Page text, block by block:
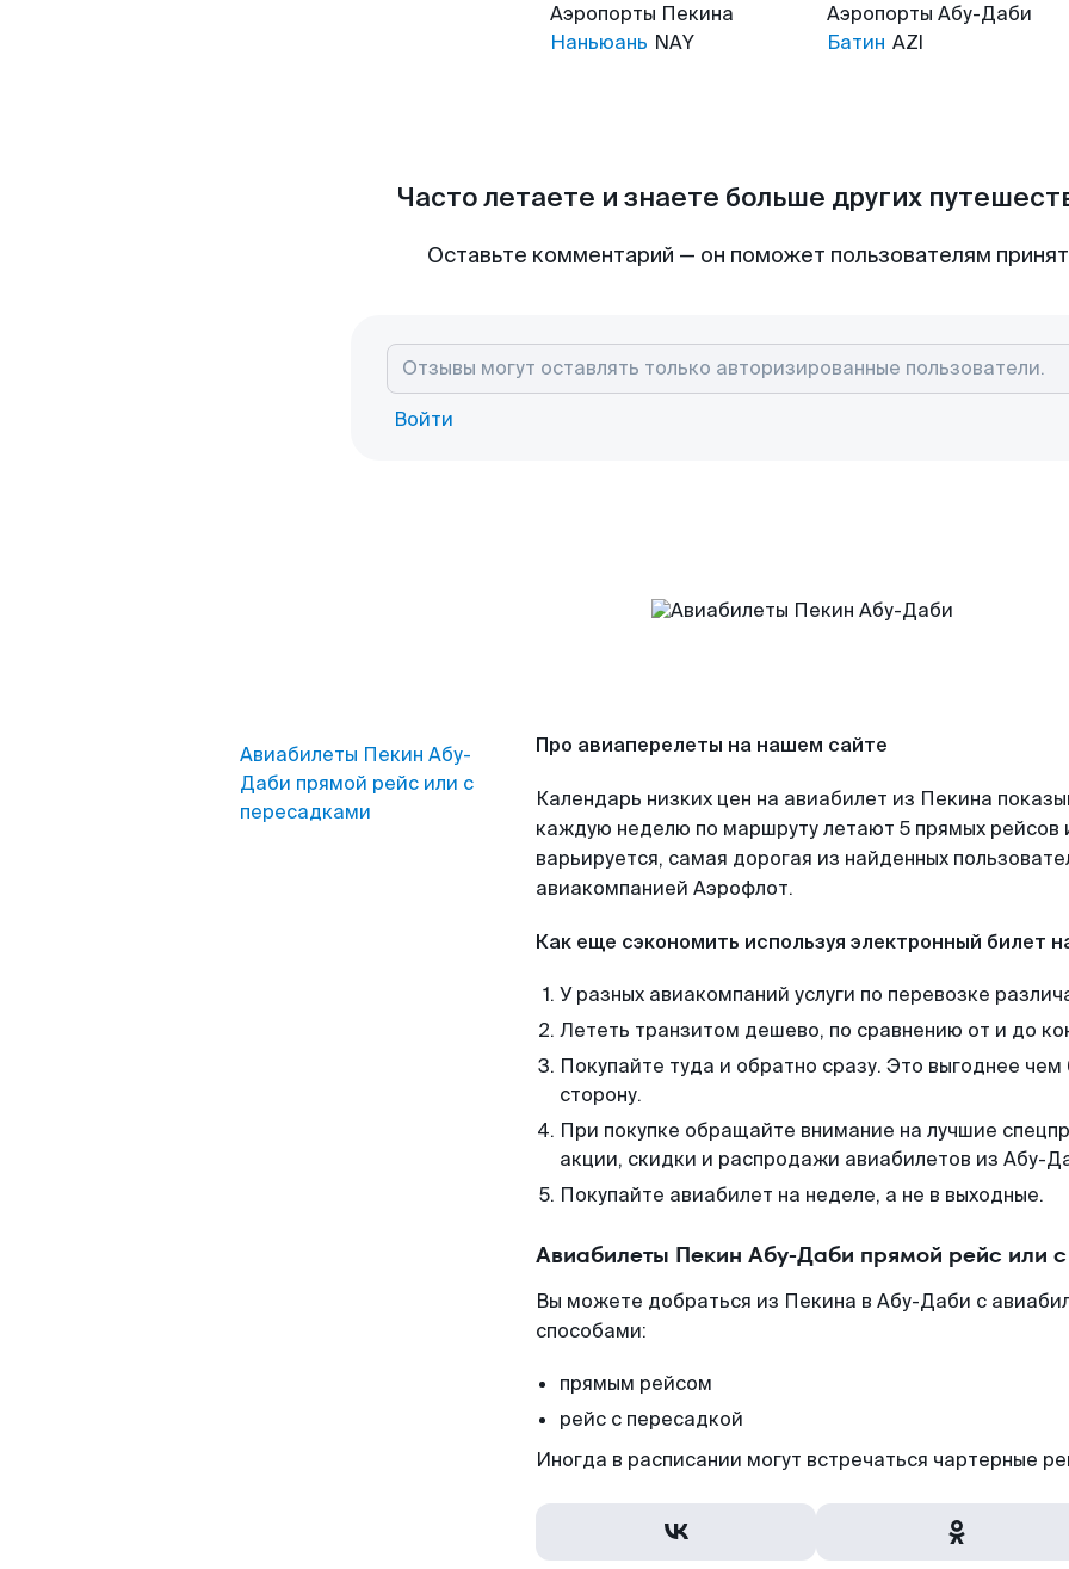
Аэропорты Пекина
Наньюань NAY
Аэропорты Абу-Даби
Батин AZI
Часто летаете и знаете больше других
Оставьте комментарий — он поможет пользователям
Войти
Авиабилеты Пекин Абу-
Даби прямой рейс или с
пересадками
Про авиаперелеты на нашем сайте
Календарь низких цен на авиабилет из Пекина
каждую неделю по маршруту летают 5 прямых рейсов
варьируется, самая дорогая из найденных
авиакомпанией Аэрофлот.
Как еще сэкономить используя электронный билет
У разных авиакомпаний услуги по перевозке
Лететь транзитом дешево, по сравнению от и до
Покупайте туда и обратно сразу. Это выгоднее
сторону.
При покупке обращайте внимание на лучшие
акции, скидки и распродажи авиабилетов из Абу-
Покупайте авиабилет на неделе, а не в выходные.
Авиабилеты Пекин Абу-Даби прямой рейс или
Вы можете добраться из Пекина в Абу-Даби с
способами:
прямым рейсом
рейс с пересадкой
Иногда в расписании могут встречаться чартерные